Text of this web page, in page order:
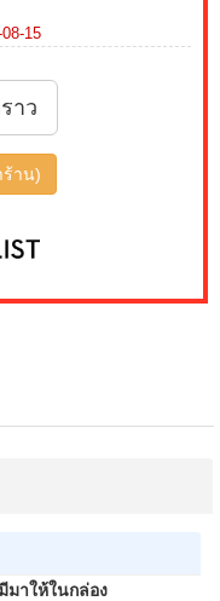
15
าว
าน)
มาให้ในกล่อง